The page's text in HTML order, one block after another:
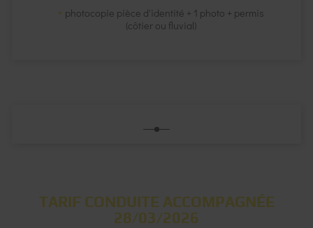
photocopie pièce d'identité + 1 photo + permis
(côtier ou fluvial)
TARIF CONDUITE ACCOMPAGNÉE
28/03/2026